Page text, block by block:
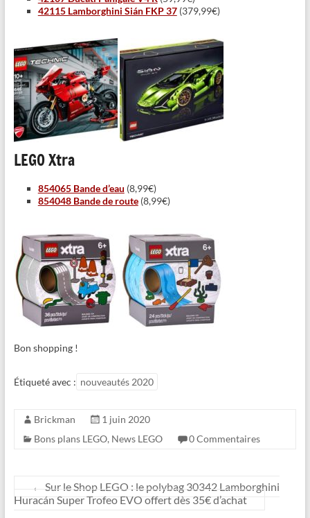
42115 Lamborghini Sián FKP 37(379,99€)
LEGO Xtra
854065 Bande d’eau (8,99€)
854048 Bande de route(8,99€)
Bon shopping !
Étiqueté avec : nouveautés 2020
Brickman
1 juin 2020
Bons plans LEGO, News LEGO 0 Commentaires
←
Sur le Shop LEGO : le polybag 30342 Lamborghini
Huracán Super Trofeo EVO offert dès 35€ d’achat